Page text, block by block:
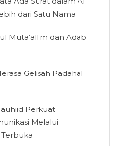
dari Satu Nama
Muta’allim dan Adab
Gelisah Padahal
Perkuat
Melalui